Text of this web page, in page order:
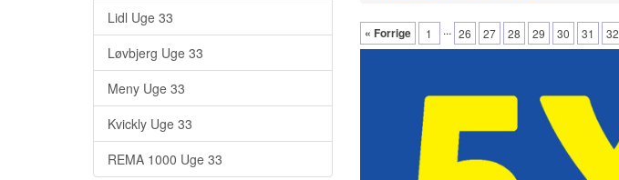
Lidl Uge 33
Løvbjerg Uge 33
Meny Uge 33
Kvickly Uge 33
REMA 1000 Uge 33
« Forrige 1 ... 26 27 28 29 30 31 32